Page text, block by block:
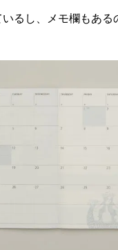
るし、メモ欄もある